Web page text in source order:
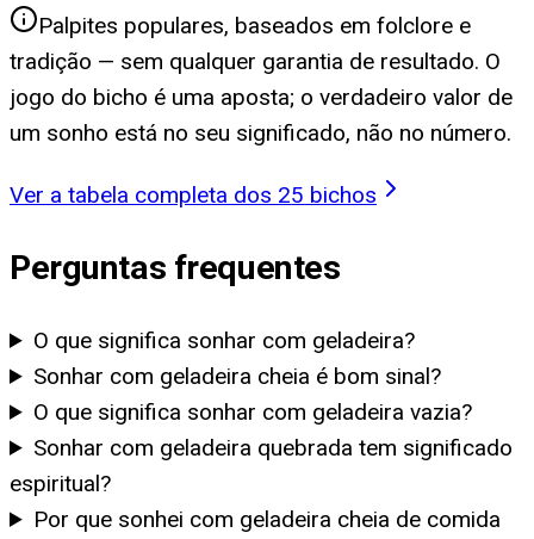
Palpites populares, baseados em folclore e
tradição — sem qualquer garantia de resultado. O
jogo do bicho é uma aposta; o verdadeiro valor de
um sonho está no seu significado, não no número.
Ver a tabela completa dos 25 bichos
Perguntas frequentes
O que significa sonhar com geladeira?
Sonhar com geladeira cheia é bom sinal?
O que significa sonhar com geladeira vazia?
Sonhar com geladeira quebrada tem significado
espiritual?
Por que sonhei com geladeira cheia de comida